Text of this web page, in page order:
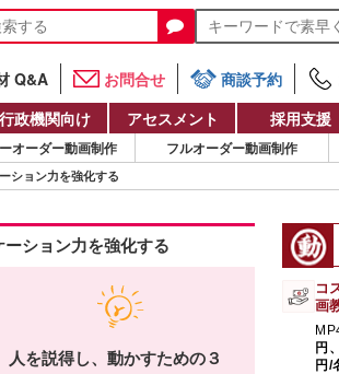
Q&A お問合せ 商談予約
行政機関向け アセスメント 採用支援
オーダー動画制作 フルオーダー動画制作
ション力を強化する
ション力を強化する
人を説得し、動かすための３
コ
画
円、
円/